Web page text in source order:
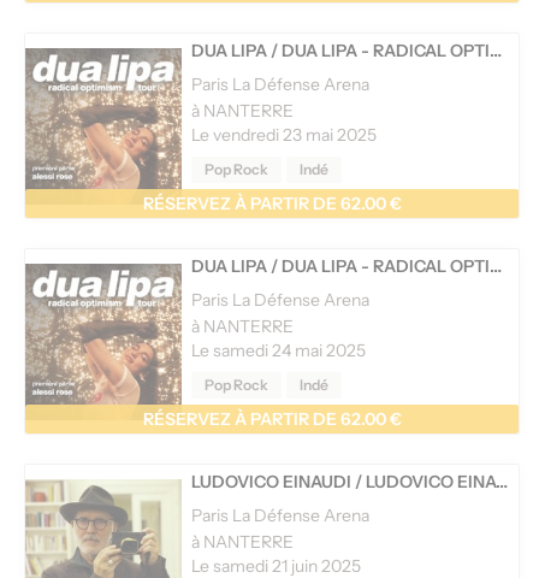
DUA LIPA / DUA LIPA - RADICAL OPTIMISM TOUR
Paris La Défense Arena
à NANTERRE
Le vendredi 23 mai 2025
Pop Rock Indé
RÉSERVEZ À PARTIR DE 62.00 €
DUA LIPA / DUA LIPA - RADICAL OPTIMISM TOUR
Paris La Défense Arena
à NANTERRE
Le samedi 24 mai 2025
Pop Rock Indé
RÉSERVEZ À PARTIR DE 62.00 €
LUDOVICO EINAUDI / LUDOVICO EINAUDI - TOURNÉE
Paris La Défense Arena
à NANTERRE
Le samedi 21 juin 2025